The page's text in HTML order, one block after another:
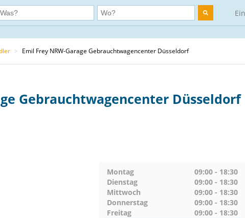
> Emil Frey NRW-Garage Gebrauchtwagencenter Düsseldorf
Gebrauchtwagencenter Düsseldorf
Montag
09:00 - 18:30
Dienstag
09:00 - 18:30
Mittwoch
09:00 - 18:30
Donnerstag
09:00 - 18:30
Freitag
09:00 - 18:30